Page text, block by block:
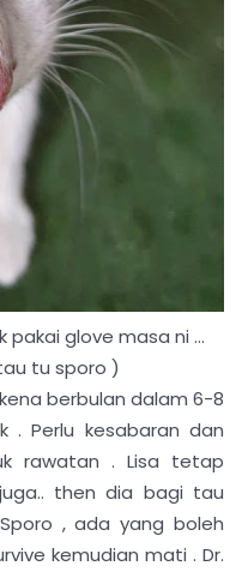
pakai glove masa ni ...
tu sporo )
berbulan dalam 6-8
. Perlu kesabaran dan
rawatan . Lisa tetap
then dia bagi tau
, ada yang boleh
kemudian mati . Dr.